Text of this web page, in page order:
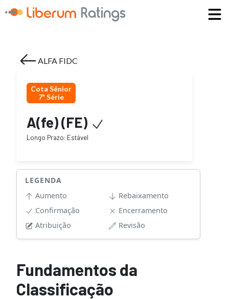
ALFA FIDC
Cota Sênior
7ª Série
A(fe)(FE)
Longo Prazo: Estável
LEGENDA
Aumento
Rebaixamento
Confirmação
Encerramento
Atribuição
Revisão
Fundamentos da
Classificação